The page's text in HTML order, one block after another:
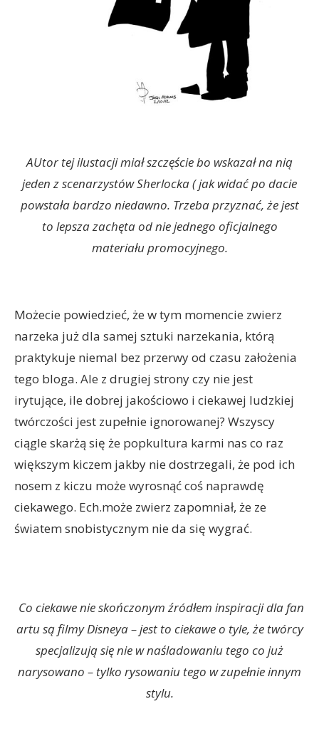
AUtor tej ilustacji miał szczęście bo wskazał na nią
jeden z scenarzystów Sherlocka ( jak widać po dacie
powstała bardzo niedawno. Trzeba przyznać, że jest
to lepsza zachęta od nie jednego oficjalnego
materiału promocyjnego.
Możecie powiedzieć, że w tym momencie zwierz
narzeka już dla samej sztuki narzekania, którą
praktykuje niemal bez przerwy od czasu założenia
tego bloga. Ale z drugiej strony czy nie jest
irytujące, ile dobrej jakościowo i ciekawej ludzkiej
twórczości jest zupełnie ignorowanej? Wszyscy
ciągle skarżą się że popkultura karmi nas co raz
większym kiczem jakby nie dostrzegali, że pod ich
nosem z kiczu może wyrosnąć coś naprawdę
ciekawego. Ech.może zwierz zapomniał, że ze
światem snobistycznym nie da się wygrać.
Co ciekawe nie skończonym źródłem inspiracji dla fan
artu są filmy Disneya – jest to ciekawe o tyle, że twórcy
specjalizują się nie w naśladowaniu tego co już
narysowano – tylko rysowaniu tego w zupełnie innym
stylu.